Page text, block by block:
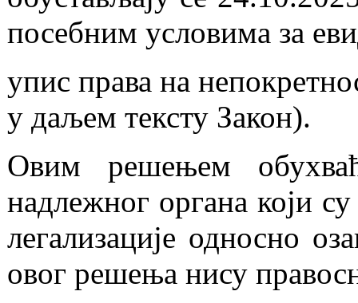
посебним условима за
упис права на
у даљем тексту Закон).
Овим решењем
надлежног органа који
легализације односно
овог решења нису